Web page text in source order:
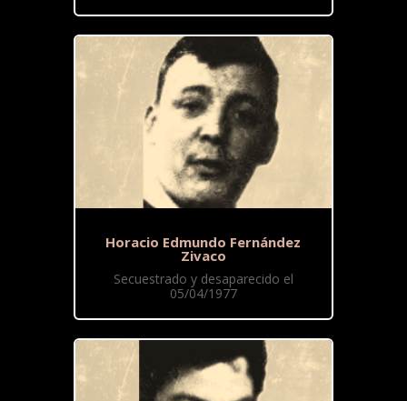
Horacio Edmundo Fernández
Zivaco
Secuestrado y desaparecido el
05/04/1977